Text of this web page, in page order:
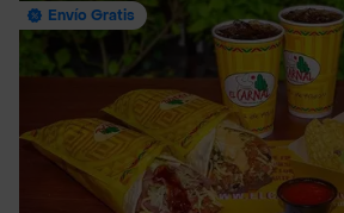
Envío Gratis